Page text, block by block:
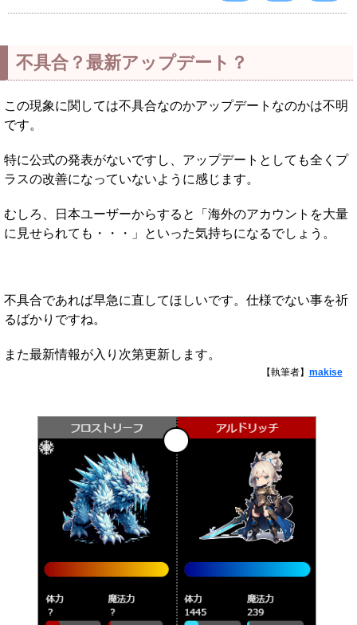
不具合？最新アップデート？
この現象に関しては不具合なのかアップデートなのかは不明
です。
特に公式の発表がないですし、アップデートとしても全くプ
ラスの改善になっていないように感じます。
むしろ、日本ユーザーからすると「海外のアカウントを大量
に見せられても・・・」といった気持ちになるでしょう。
不具合であれば早急に直してほしいです。仕様でない事を祈
るばかりですね。
また最新情報が入り次第更新します。
【執筆者】 makise